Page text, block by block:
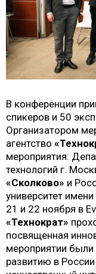
В конференции
спикеров и 50
Организатором
агентство
мероприятия:
технологий г.
«Сколково» и
университет
21 и 22 ноября в
«Технократ»
посвященная
мероприятии
развитию в России